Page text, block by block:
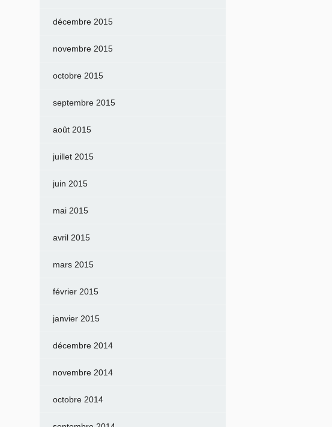
décembre 2015
novembre 2015
octobre 2015
septembre 2015
août 2015
juillet 2015
juin 2015
mai 2015
avril 2015
mars 2015
février 2015
janvier 2015
décembre 2014
novembre 2014
octobre 2014